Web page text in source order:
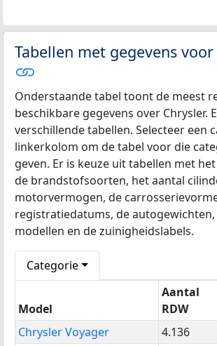
Tabellen met gegevens
Onderstaande tabel toont de meest
beschikbare gegevens over Chrysler.
verschillende tabellen. Selecteer een
linkerkolom om de tabel voor die
geven. Er is keuze uit tabellen met
de brandstofsoorten, het aantal
motorvermogen, de
registratiedatums, de
modellen en de zuinigheidslabels.
Categorie
Model
Aantal
RDW
Chrysler Voyager
4.136